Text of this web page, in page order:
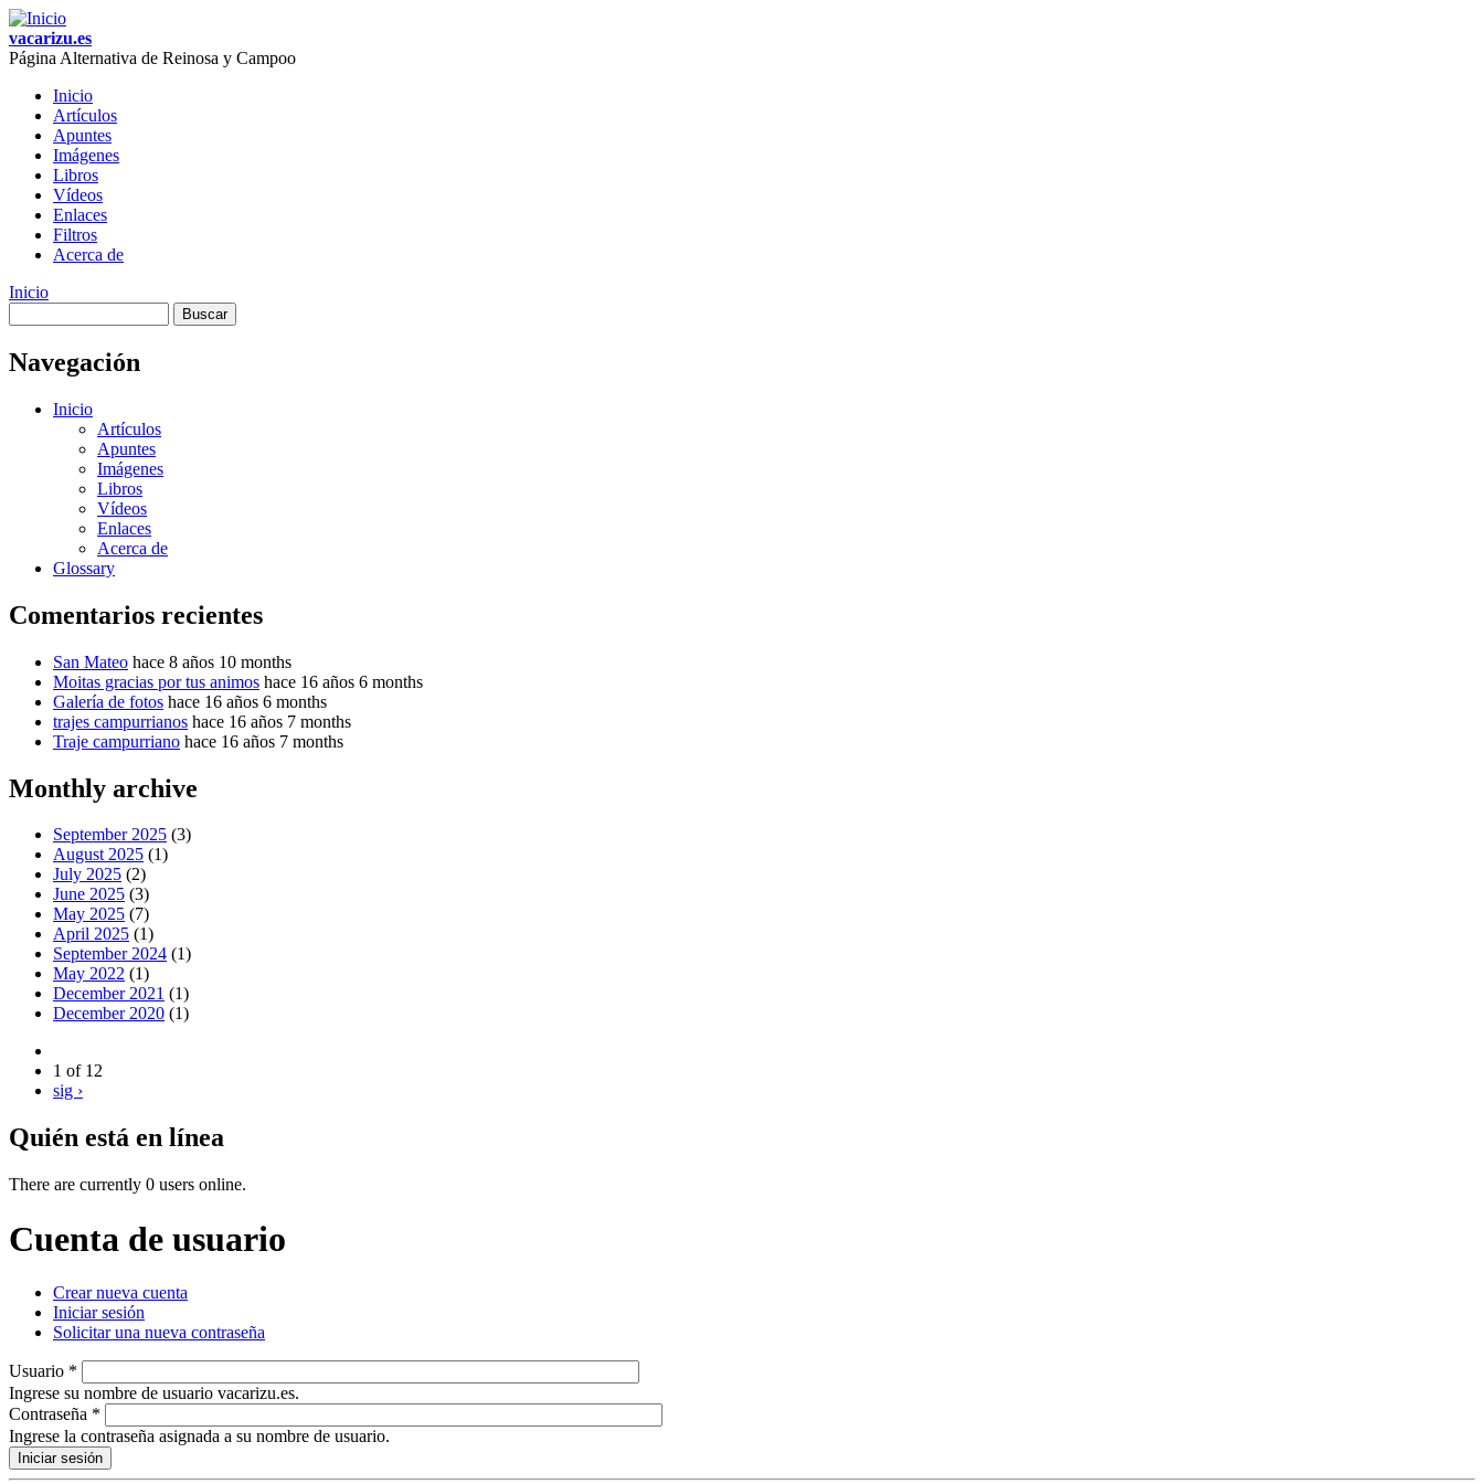
Skip to main content
vacarizu.es
Página Alternativa de Reinosa y Campoo
Main menu
Inicio
Artículos
Apuntes
Imágenes
Libros
Vídeos
Enlaces
Filtros
Acerca de
You are here
Inicio
Navegación
Inicio
Artículos
Apuntes
Imágenes
Libros
Vídeos
Enlaces
Acerca de
Glossary
Comentarios recientes
San Mateo hace 8 años 10 months
Moitas gracias por tus animos hace 16 años 6 months
Galería de fotos hace 16 años 6 months
trajes campurrianos hace 16 años 7 months
Traje campurriano hace 16 años 7 months
Monthly archive
September 2025 (3)
August 2025 (1)
July 2025 (2)
June 2025 (3)
May 2025 (7)
April 2025 (1)
September 2024 (1)
May 2022 (1)
December 2021 (1)
December 2020 (1)
1 of 12
sig ›
Quién está en línea
There are currently 0 users online.
Cuenta de usuario
Primary tabs
Crear nueva cuenta
Iniciar sesión
Solicitar una nueva contraseña
Usuario *
Ingrese su nombre de usuario vacarizu.es.
Contraseña *
Ingrese la contraseña asignada a su nombre de usuario.